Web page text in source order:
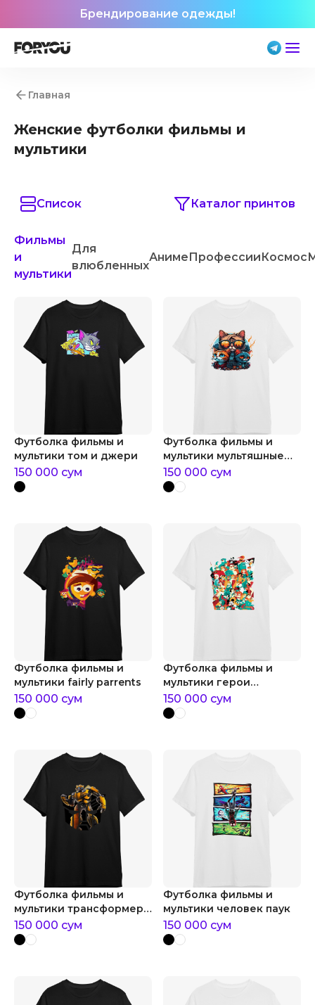
Брендирование одежды!
Главная
Женские футболки фильмы и
мультики
Список Каталог принтов
Фильмы
и
мультики
Для
влюбленных
АнимеПрофессииКосмос
Футболка фильмы и
мультики том и джери
150 000 сум
Футболка фильмы и
мультики мультяшные
котики в очках
150 000 сум
Футболка фильмы и
мультики fairly parrents
150 000 сум
Футболка фильмы и
мультики герои
мышиного дома walt
disney
150 000 сум
Футболка фильмы и
мультики трансформер
bumblebee
150 000 сум
Футболка фильмы и
мультики человек паук
150 000 сум